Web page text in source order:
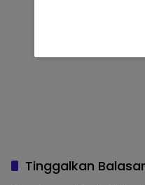
Tinggalkan